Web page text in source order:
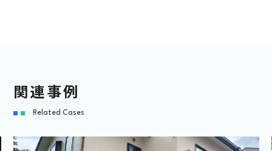
関連事例
Related Cases